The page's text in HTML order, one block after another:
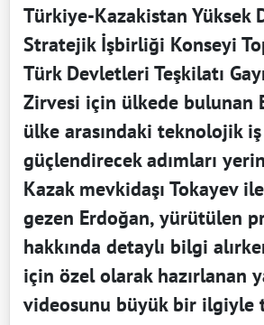
Türkiye-Kazakistan Yüksek
Stratejik İşbirliği Konseyi
Türk Devletleri Teşkilatı
Zirvesi için ülkede bulunan
ülke arasındaki teknolojik
güçlendirecek adımları
Kazak mevkidaşı Tokayev
gezen Erdoğan, yürütülen
hakkında detaylı bilgi
için özel olarak hazırlanan
videosunu büyük bir ilgiyle